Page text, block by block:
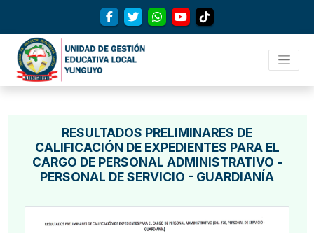
RESULTADOS PRELIMINARES DE
CALIFICACIÓN DE EXPEDIENTES PARA EL
CARGO DE PERSONAL ADMINISTRATIVO -
PERSONAL DE SERVICIO - GUARDIANÍA